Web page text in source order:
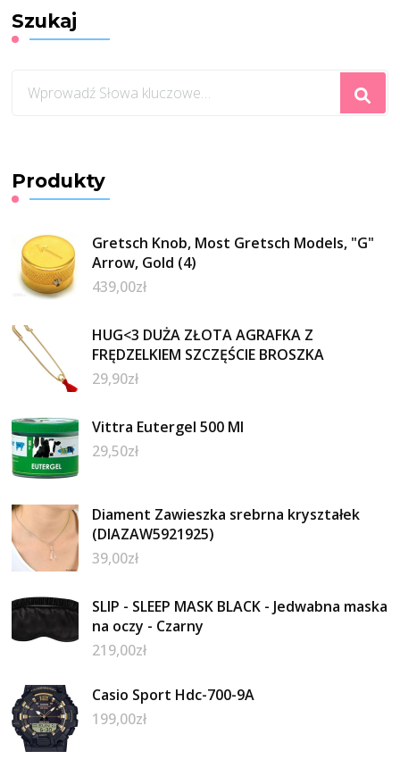
Szukaj
czegoś?
Produkty
Gretsch Knob, Most Gretsch Models, "G"
Arrow, Gold (4)
439,00zł
HUG<3 DUŻA ZŁOTA AGRAFKA Z
FRĘDZELKIEM SZCZĘŚCIE BROSZKA
29,90zł
Vittra Eutergel 500 Ml
29,50zł
Diament Zawieszka srebrna kryształek
(DIAZAW5921925)
39,00zł
SLIP - SLEEP MASK BLACK - Jedwabna maska
na oczy - Czarny
219,00zł
Casio Sport Hdc-700-9A
199,00zł